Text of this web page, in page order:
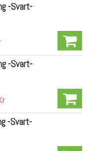
-Svart-
-Svart-
-Svart-